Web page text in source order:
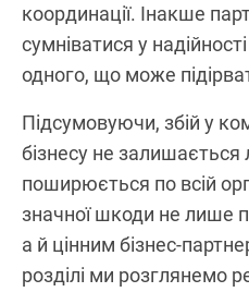
координації. Інакше
сумніватися у
одного, що може
Підсумовуючи, збій у
бізнесу не залишається
поширюється по всій
значної шкоди не лише
а й цінним бізнес-
розділі ми розглянемо